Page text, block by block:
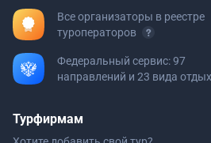
Все организаторы в реестре
туроператоров
Федеральный сервис: 97
направлений и 23 вида
Турфирмам